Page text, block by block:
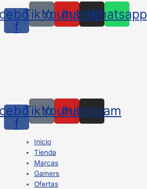
f
TiktokYoutube
Instagram
Whatsapp
f
TiktokYoutube
Instagram
Inicio
Tienda
Marcas
Gamers
Ofertas